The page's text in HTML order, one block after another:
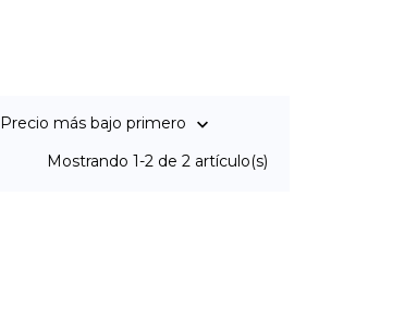
Precio más bajo primero 
Mostrando 1-2 de 2 artículo(s)